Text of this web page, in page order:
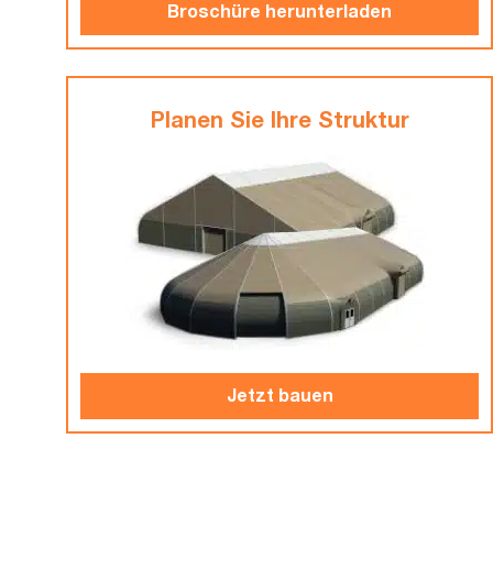
Broschüre herunterladen
Planen Sie Ihre Struktur
Jetzt bauen